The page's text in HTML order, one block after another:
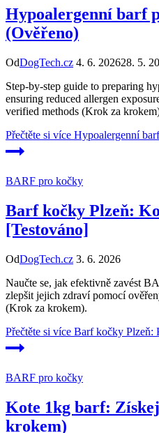
Hypoalergenní barf
(Ověřeno)
OdDogTech.cz 4. 6. 202628. 5.
Step-by-step guide to preparing
ensuring reduced allergen
verified methods (Krok za
Přečtěte si více Hypoalergenní
BARF pro kočky
Barf kočky Plzeň:
[Testováno]
OdDogTech.cz 3. 6. 2026
Naučte se, jak efektivně zavést
zlepšit jejich zdraví pomocí
(Krok za krokem).
Přečtěte si více Barf kočky Plzeň:
BARF pro kočky
Kote 1kg barf:
krokem)